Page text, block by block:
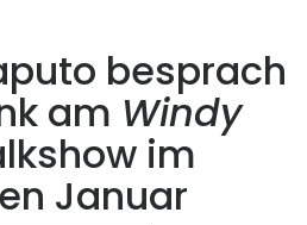
besprach
am Windy
im
Januar